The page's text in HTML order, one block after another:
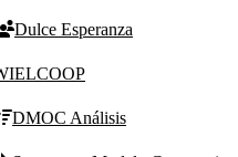
Dulce Esperanza
DMOC Análisis